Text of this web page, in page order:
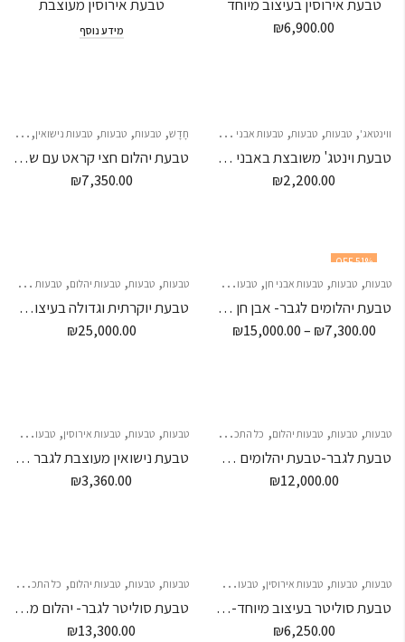
טבעת אירוסין בעיצוב מיוחד
₪6,900.00
טבעת אירוסין מעוצבת
מידע נוסף
ווינטאג', טבעות, טבעות, טבעות אבני חן , כל התכשיטים
טבעת וינטג' משובצת באבני חן ספיר
₪2,200.00
חָדָשׁ, טבעות, טבעות, טבעות נישואין,
טבעת יהלום חצי קראט עם שיבוץ סביב היהלום ועל הזרועות – "SATURN"
₪7,350.00
51% OFF
טבעות, טבעות, טבעות אבני חן, טבעות יהלום תכשיטי גברים
טבעת יהלומים לגבר- אבן חן מרכזית
₪7,300.00
–
₪15,000.00
טבעות, טבעות, טבעות יהלום, טבעות נישואין
טבעת יוקרתית וגדולה בעיצוב מיוחד
₪25,000.00
טבעות, טבעות, טבעות יהלום, כל התכשיטים
טבעת לגבר-טבעת יהלומים לגבר
₪12,000.00
טבעות, טבעות, טבעות אירוסין, טבעות נישואין
טבעת נישואין מעוצבת לגבר ואישה
₪3,360.00
טבעות, טבעות, טבעות אירוסין, טבעות נישואין כל התכשיטים,תכשיטים לילדות
טבעת סוליטר בעיצוב מיוחד- 6 יהלומים
₪6,250.00
טבעות, טבעות, טבעות יהלום, כל התכשיטים
טבעת סוליטר לגבר- יהלום מרכזי 0.70 קראט
₪13,300.00